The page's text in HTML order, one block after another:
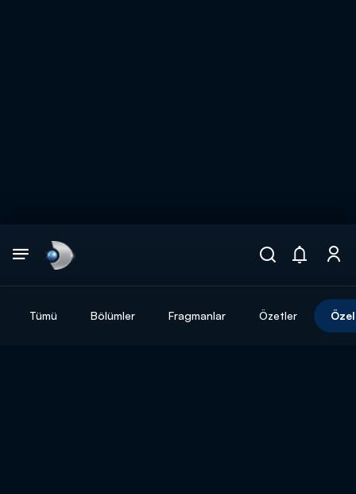
Tümü Bölümler Fragmanlar Özetler